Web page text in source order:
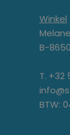
Winkel
B-
T. +32
BTW: